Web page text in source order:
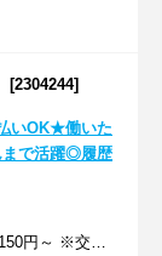
いOK★働いた
まで活躍◎履歴
時給1100円～ [土日祝日]時給1150円～ ※交通費全額支給